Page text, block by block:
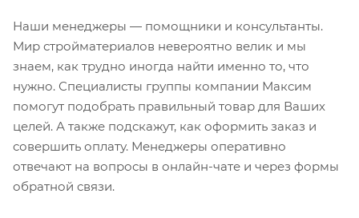
Наши менеджеры — помощники и консультанты.
Мир стройматериалов невероятно велик и мы
знаем, как трудно иногда найти именно то, что
нужно. Специалисты группы компании Максим
помогут подобрать правильный товар для Ваших
целей. А также подскажут, как оформить заказ и
совершить оплату. Менеджеры оперативно
отвечают на вопросы в онлайн-чате и через формы
обратной связи.